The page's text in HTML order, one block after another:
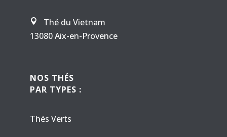

Thé du Vietnam
13080 Aix-en-Provence
NOS THÉS
PAR TYPES :
Thés Verts